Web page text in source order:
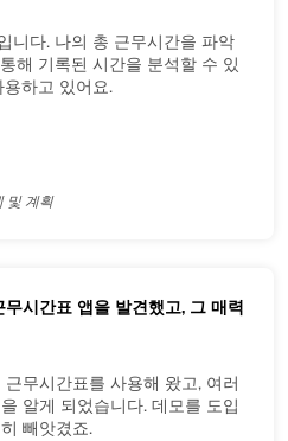
니다. 나의 총 근무시간을 파악
해 기록된 시간을 분석할 수 있
하고 있어요.
및 계획
시간표 앱을 발견했고, 그 매력
무시간표를 사용해 왔고, 여러
알게 되었습니다. 데모를 도입
빼앗겼죠.